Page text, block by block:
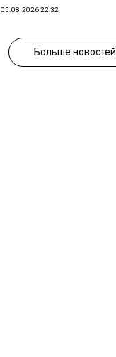
05.08.2026 22:32
Больше новостей